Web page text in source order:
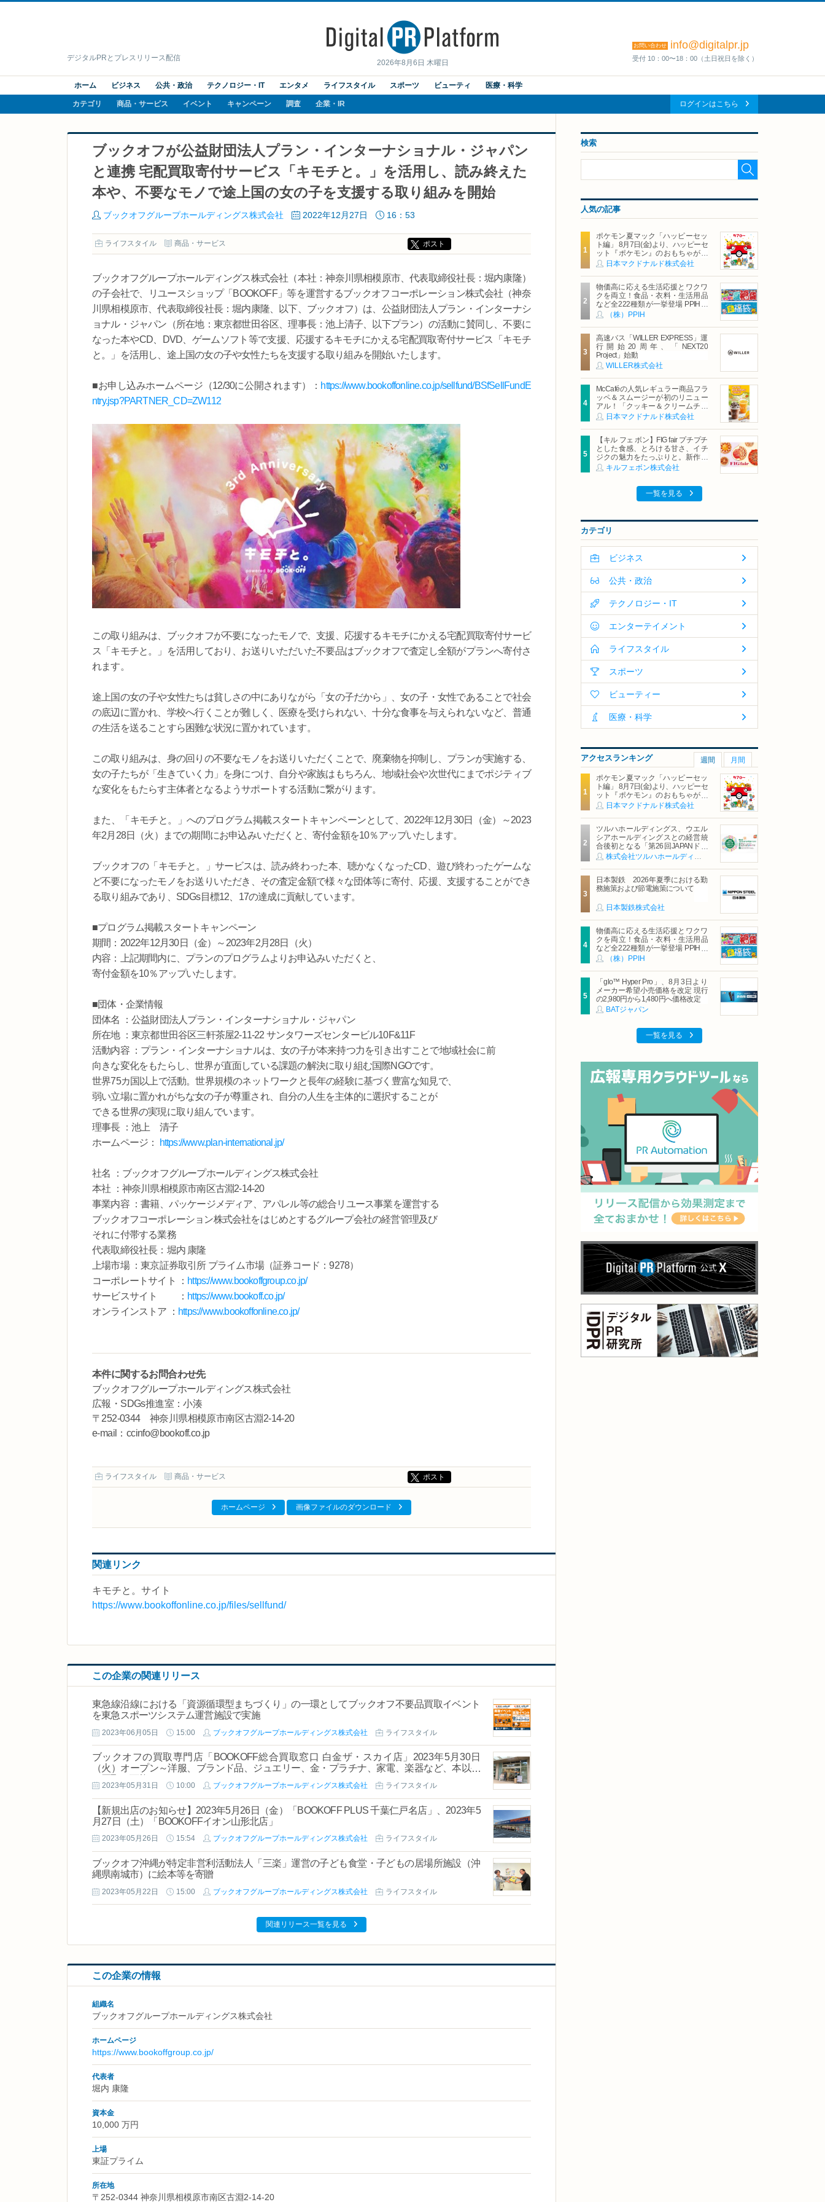
2026年8月6日 木曜日
デジタルPRとプレスリリース配信
お問い合わせ info@digitalpr.jp
受付 10：00〜18：00（土日祝日を除く）
ホーム ビジネス 公共・政治 テクノロジー・IT エンタメ ライフスタイル スポーツ ビューティ 医療・科学
カテゴリ 商品・サービス イベント キャンペーン 調査 企業・IR ログインはこちら
ブックオフが公益財団法人プラン・インターナショナル・ジャパン
と連携 宅配買取寄付サービス「キモチと。」を活用し、読み終えた
本や、不要なモノで途上国の女の子を支援する取り組みを開始
ブックオフグループホールディングス株式会社 2022年12月27日 16：53
ライフスタイル 商品・サービス ポスト
ブックオフグループホールディングス株式会社（本社：神奈川県相模原市、代表取締役社長：堀内康隆）
の子会社で、リユースショップ「BOOKOFF」等を運営するブックオフコーポレーション株式会社（神奈
川県相模原市、代表取締役社長：堀内康隆、以下、ブックオフ）は、公益財団法人プラン・インターナシ
ョナル・ジャパン（所在地：東京都世田谷区、理事長：池上清子、以下プラン）の活動に賛同し、不要に
なった本やCD、DVD、ゲームソフト等で支援、応援するキモチにかえる宅配買取寄付サービス「キモチ
と。」を活用し、途上国の女の子や女性たちを支援する取り組みを開始いたします。
■お申し込みホームページ（12/30に公開されます）： https://www.bookoffonline.co.jp/sellfund/BSfSellFundE
ntry.jsp?PARTNER_CD=ZW112
この取り組みは、ブックオフが不要になったモノで、支援、応援するキモチにかえる宅配買取寄付サービ
ス「キモチと。」を活用しており、お送りいただいた不要品はブックオフで査定し全額がプランへ寄付さ
れます。
途上国の女の子や女性たちは貧しさの中にありながら「女の子だから」、女の子・女性であることで社会
の底辺に置かれ、学校へ行くことが難しく、医療を受けられない、十分な食事を与えられないなど、普通
の生活を送ることすら困難な状況に置かれています。
この取り組みは、身の回りの不要なモノをお送りいただくことで、廃棄物を抑制し、プランが実施する、
女の子たちが「生きていく力」を身につけ、自分や家族はもちろん、地域社会や次世代にまでポジティブ
な変化をもたらす主体者となるようサポートする活動に繋がります。
また、「キモチと。」へのプログラム掲載スタートキャンペーンとして、2022年12月30日（金）～2023
年2月28日（火）までの期間にお申込みいただくと、寄付金額を10％アップいたします。
ブックオフの「キモチと。」サービスは、読み終わった本、聴かなくなったCD、遊び終わったゲームな
ど不要になったモノをお送りいただき、その査定金額で様々な団体等に寄付、応援、支援することができ
る取り組みであり、SDGs目標12、17の達成に貢献しています。
■プログラム掲載スタートキャンペーン
期間：2022年12月30日（金）～2023年2月28日（火）
内容：上記期間内に、プランのプログラムよりお申込みいただくと、
寄付金額を10％アップいたします。
■団体・企業情報
団体名 ：公益財団法人プラン・インターナショナル・ジャパン
所在地 ：東京都世田谷区三軒茶屋2-11-22 サンタワーズセンタービル10F&11F
活動内容 ：プラン・インターナショナルは、女の子が本来持つ力を引き出すことで地域社会に前
向きな変化をもたらし、世界が直面している課題の解決に取り組む国際NGOです。
世界75カ国以上で活動。世界規模のネットワークと長年の経験に基づく豊富な知見で、
弱い立場に置かれがちな女の子が尊重され、自分の人生を主体的に選択することが
できる世界の実現に取り組んでいます。
理事長 ：池上 清子
ホームページ：
https://www.plan-international.jp/
社名 ：ブックオフグループホールディングス株式会社
本社 ：神奈川県相模原市南区古淵2-14-20
事業内容 ：書籍、パッケージメディア、アパレル等の総合リユース事業を運営する
ブックオフコーポレーション株式会社をはじめとするグループ会社の経営管理及び
それに付帯する業務
代表取締役社長：堀内 康隆
上場市場 ：東京証券取引所 プライム市場（証券コード：9278）
コーポレートサイト ： https://www.bookoffgroup.co.jp/
サービスサイト ： https://www.bookoff.co.jp/
オンラインストア ： https://www.bookoffonline.co.jp/
本件に関するお問合わせ先
ブックオフグループホールディングス株式会社
広報・SDGs推進室：小湊
〒252-0344 神奈川県相模原市南区古淵2-14-20
e-mail：ccinfo@bookoff.co.jp
ライフスタイル 商品・サービス ポスト
ホームページ 画像ファイルのダウンロード
関連リンク
キモチと。サイト
https://www.bookoffonline.co.jp/files/sellfund/
この企業の関連リリース
東急線沿線における「資源循環型まちづくり」の一環としてブックオフ不要品買取イベント
を東急スポーツシステム運営施設で実施
2023年06月05日 15:00 ブックオフグループホールディングス株式会社 ライフスタイル
ブックオフの買取専門店「BOOKOFF総合買取窓口 白金ザ・スカイ店」2023年5月30日
（火）オープン～洋服、ブランド品、ジュエリー、金・プラチナ、家電、楽器など、本以外
の買取も可能～
2023年05月31日 10:00 ブックオフグループホールディングス株式会社 ライフスタイル
【新規出店のお知らせ】2023年5月26日（金）「BOOKOFF PLUS 千葉仁戸名店」、2023年5
月27日（土）「BOOKOFFイオン山形北店」
2023年05月26日 15:54 ブックオフグループホールディングス株式会社 ライフスタイル
ブックオフ沖縄が特定非営利活動法人「三楽」運営の子ども食堂・子どもの居場所施設（沖
縄県南城市）に絵本等を寄贈
2023年05月22日 15:00 ブックオフグループホールディングス株式会社 ライフスタイル
関連リリース一覧を見る
この企業の情報
組織名
ブックオフグループホールディングス株式会社
ホームページ
https://www.bookoffgroup.co.jp/
代表者
堀内 康隆
資本金
10,000 万円
上場
東証プライム
所在地
〒252-0344 神奈川県相模原市南区古淵2-14-20
検索
人気の記事
ポケモン夏マック「ハッピーセッ
ト編」 8月7日(金)より、ハッピーセ
ット『ポケモン』のおもちゃが期
間限定登場
日本マクドナルド株式会社
物価高に応える生活応援とワクワ
クを両立！食品・衣料・生活用品
など全222種類が一挙登場 PPIHグ
ループ「夏福袋」＆セール 8月6日
(木)より順次スタート
（株）PPIH
高速バス「WILLER EXPRESS」運
行開始20周年、「NEXT20
Project」始動
WILLER株式会社
McCaféの人気レギュラー商品フラ
ッペ＆スムージーが初のリニュー
アル！「クッキー＆クリームチョ
コフラッペ」「マンゴースムージ
ー」8月5日（水）から販売開始
日本マクドナルド株式会社
【キル フェ ボン】FIG fair プチプチ
とした食感、とろける甘さ、イチ
ジクの魅力をたっぷりと。新作を
含め、イチジク尽くしの全4種が登
場8月20日（木）スタート
キルフェボン株式会社
一覧を見る
カテゴリ
ビジネス
公共・政治
テクノロジー・IT
エンターテイメント
ライフスタイル
スポーツ
ビューティー
医療・科学
アクセスランキング 週間 月間
ポケモン夏マック「ハッピーセッ
ト編」 8月7日(金)より、ハッピーセ
ット『ポケモン』のおもちゃが期
間限定登場
日本マクドナルド株式会社
ツルハホールディングス、ウエル
シアホールディングスとの経営統
合後初となる「第26回JAPANドラ
ッグストアショー」に出展
株式会社ツルハホールディングス
日本製鉄 2026年夏季における勤
務施策および節電施策について
日本製鉄株式会社
物価高に応える生活応援とワクワ
クを両立！食品・衣料・生活用品
など全222種類が一挙登場 PPIHグ
ループ「夏福袋」＆セール 8月6日
（株）PPIH
「glo™ Hyper Pro」、8月3日より
メーカー希望小売価格を改定 現行
の2,980円から1,480円へ価格改定
BATジャパン
一覧を見る